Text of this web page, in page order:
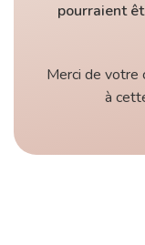
pourraient
Merci de votre
à